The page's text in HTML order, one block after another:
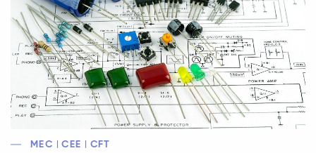
MEC | CEE | CFT